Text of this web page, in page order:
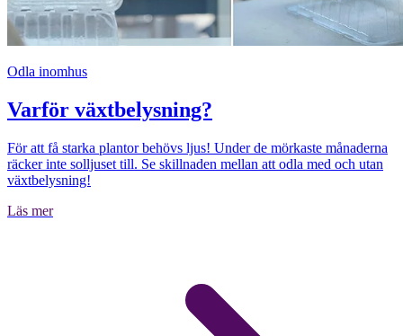
Odla inomhus
Varför växtbelysning?
För att få starka plantor behövs ljus! Under de mörkaste månaderna
räcker inte solljuset till. Se skillnaden mellan att odla med och utan
växtbelysning!
Läs mer